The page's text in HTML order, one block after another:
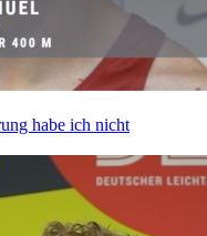
habe ich nicht